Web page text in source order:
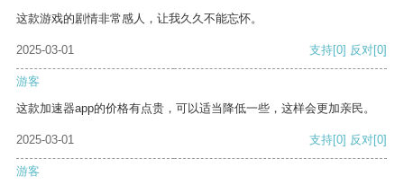
这款游戏的剧情非常感人，让我久久不能忘怀。
2025-03-01 支持[0] 反对[0]
游客
这款加速器app的价格有点贵，可以适当降低一些，这样会更加亲民。
2025-03-01 支持[0] 反对[0]
游客